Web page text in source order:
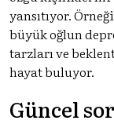
yansıtıyor.
büyük oğlun
tarzları ve
hayat buluyor.
Güncel